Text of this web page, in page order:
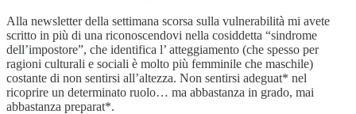
Alla newsletter della settimana scorsa sulla vulnerabilità mi avete
scritto in più di una riconoscendovi nella cosiddetta “sindrome
dell’impostore”, che identifica l’ atteggiamento (che spesso per
ragioni culturali e sociali è molto più femminile che maschile)
costante di non sentirsi all’altezza. Non sentirsi adeguat* nel
ricoprire un determinato ruolo… ma abbastanza in grado, mai
abbastanza preparat*.